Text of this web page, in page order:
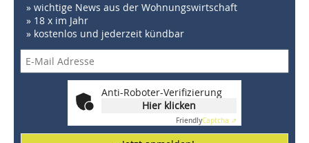
» wichtige News aus der Wohnungswirtschaft
» 18 x im Jahr
» kostenlos und jederzeit kündbar
Anti-Roboter-Verifizierung
Hier klicken
FriendlyCaptcha ⇗